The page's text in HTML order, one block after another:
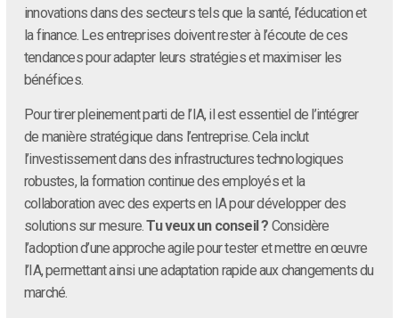
innovations dans des secteurs tels que la santé, l’éducation et
la finance. Les entreprises doivent rester à l’écoute de ces
tendances pour adapter leurs stratégies et maximiser les
bénéfices.
Pour tirer pleinement parti de l’IA, il est essentiel de l’intégrer
de manière stratégique dans l’entreprise. Cela inclut
l’investissement dans des infrastructures technologiques
robustes, la formation continue des employés et la
collaboration avec des experts en IA pour développer des
solutions sur mesure.Tu veux un conseil ? Considère
l’adoption d’une approche agile pour tester et mettre en œuvre
l’IA, permettant ainsi une adaptation rapide aux changements du
marché.